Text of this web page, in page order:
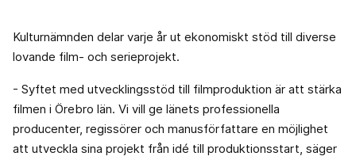
Kulturnämnden delar varje år ut ekonomiskt stöd till diverse
lovande film- och serieprojekt.
- Syftet med utvecklingsstöd till filmproduktion är att stärka
filmen i Örebro län. Vi vill ge länets professionella
producenter, regissörer och manusförfattare en möjlighet
att utveckla sina projekt från idé till produktionsstart, säger